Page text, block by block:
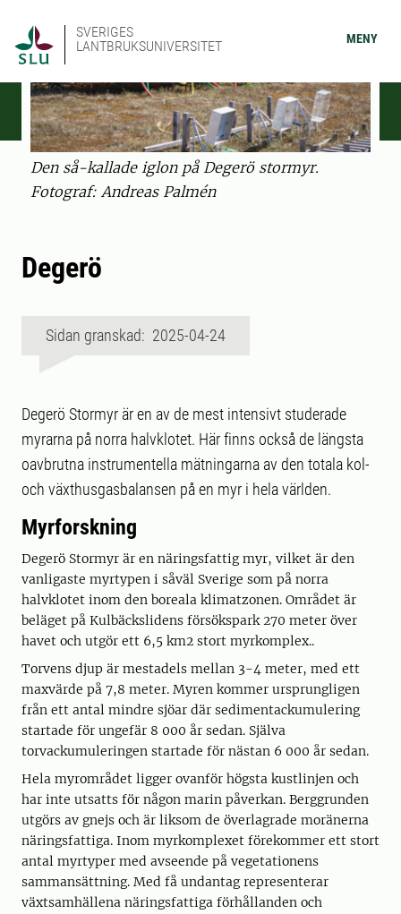
SVERIGES
LANTBRUKSUNIVERSITET
MENY
Den så-kallade iglon på Degerö stormyr.
Fotograf: Andreas Palmén
Degerö
Sidan granskad: 2025-04-24
Degerö Stormyr är en av de mest intensivt studerade
myrarna på norra halvklotet. Här finns också de längsta
oavbrutna instrumentella mätningarna av den totala kol-
och växthusgasbalansen på en myr i hela världen.
Myrforskning
Degerö Stormyr är en näringsfattig myr, vilket är den
vanligaste myrtypen i såväl Sverige som på norra
halvklotet inom den boreala klimatzonen. Området är
beläget på Kulbäckslidens försökspark 270 meter över
havet och utgör ett 6,5 km2 stort myrkomplex..
Torvens djup är mestadels mellan 3-4 meter, med ett
maxvärde på 7,8 meter. Myren kommer ursprungligen
från ett antal mindre sjöar där sedimentackumulering
startade för ungefär 8 000 år sedan. Själva
torvackumuleringen startade för nästan 6 000 år sedan.
Hela myrområdet ligger ovanför högsta kustlinjen och
har inte utsatts för någon marin påverkan. Berggrunden
utgörs av gnejs och är liksom de överlagrade moränerna
näringsfattiga. Inom myrkomplexet förekommer ett stort
antal myrtyper med avseende på vegetationens
sammansättning. Med få undantag representerar
växtsamhällena näringsfattiga förhållanden och